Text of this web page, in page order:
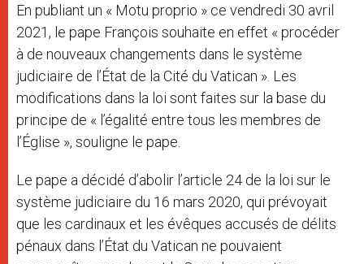
En publiant un « Motu proprio » ce vendredi 30 avril
2021, le pape François souhaite en effet « procéder
à de nouveaux changements dans le système
judiciaire de l’État de la Cité du Vatican ». Les
modifications dans la loi sont faites sur la base du
principe de « l’égalité entre tous les membres de
l’Église », souligne le pape.
Le pape a décidé d’abolir l’article 24 de la loi sur le
système judiciaire du 16 mars 2020, qui prévoyait
que les cardinaux et les évêques accusés de délits
pénaux dans l’État du Vatican ne pouvaient